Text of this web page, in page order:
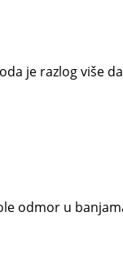
je razlog više
odmor u